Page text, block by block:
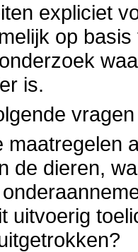
expliciet
op
is.
maatregelen
de dieren,
uitvoerig